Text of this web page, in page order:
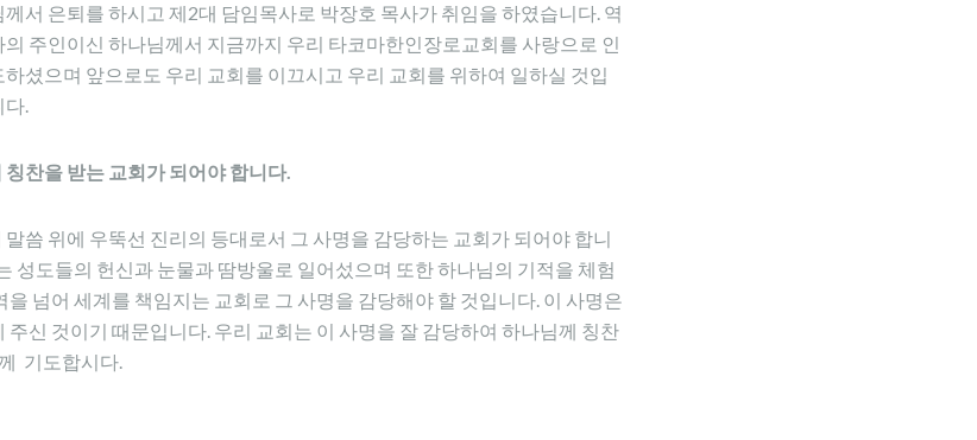
께서 은퇴를 하시고 제2대 담임목사로 박장호 목사가 취임을 하였습니다. 역
의 주인이신 하나님께서 지금까지 우리 타코마한인장로교회를 사랑으로 인
하셨으며 앞으로도 우리 교회를 이끄시고 우리 교회를 위하여 일하실 것입
다.
칭찬을 받는 교회가 되어야 합니다.
씀 위에 우뚝선 진리의 등대로서 그 사명을 감당하는 교회가 되어야 합니
성도들의 헌신과 눈물과 땀방울로 일어섰으며 또한 하나님의 기적을 체험
넘어 세계를 책임지는 교회로 그 사명을 감당해야 할 것입니다. 이 사명은
신 것이기 때문입니다. 우리 교회는 이 사명을 잘 감당하여 하나님께 칭찬
기도합시다.